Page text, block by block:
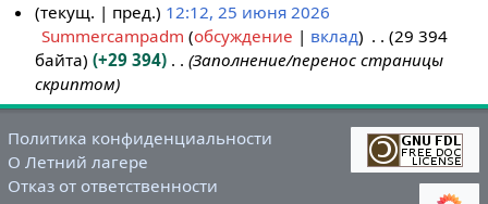
ю
н
я
2
текущ. пред. 12:12, 25 июня 2026
Summercampadm обсуждение вклад
29 394
байта
+29 394
Заполнение/перенос страницы
скриптом
Политика конфиденциальности
О Летний лагере
Отказ от ответственности